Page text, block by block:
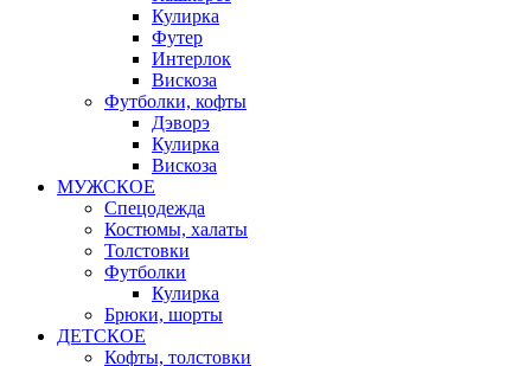
Кулирка
Футер
Интерлок
Вискоза
Футболки, кофты
Дэворэ
Кулирка
Вискоза
МУЖСКОЕ
Спецодежда
Костюмы, халаты
Толстовки
Футболки
Кулирка
Брюки, шорты
ДЕТСКОЕ
Кофты, толстовки